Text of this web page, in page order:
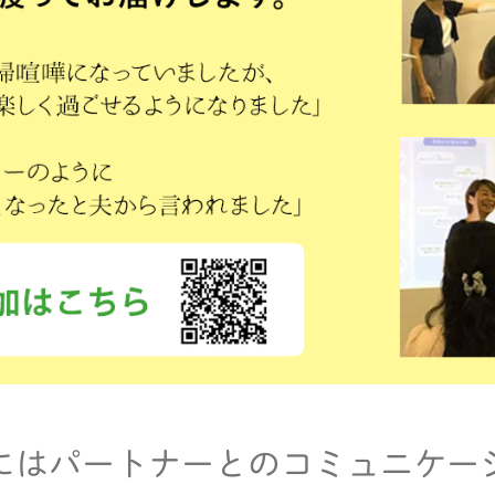
はパートナーとのコミュニケー